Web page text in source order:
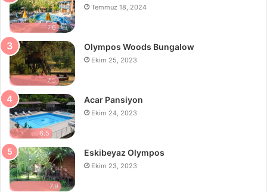
7.6
Temmuz 18, 2024
7.5
Olympos Woods Bungalow
Ekim 25, 2023
6.5
Acar Pansiyon
Ekim 24, 2023
7.9
Eskibeyaz Olympos
Ekim 23, 2023